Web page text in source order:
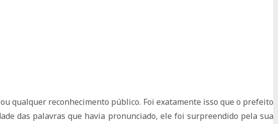
qualquer reconhecimento público. Foi exatamente isso que o prefeito
das palavras que havia pronunciado, ele foi surpreendido pela sua